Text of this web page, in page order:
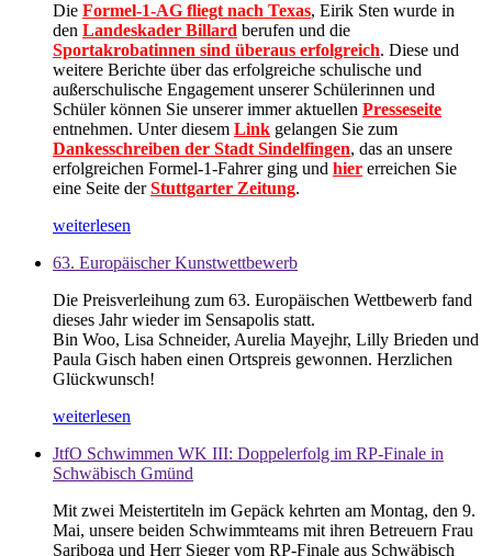
Die Formel-1-AG fliegt nach Texas, Eirik Sten wurde in
den Landeskader Billard berufen und die
Sportakrobatinnen sind überaus erfolgreich. Diese und
weitere Berichte über das erfolgreiche schulische und
außerschulische Engagement unserer Schülerinnen und
Schüler können Sie unserer immer aktuellen Presseseite
entnehmen. Unter diesem Link gelangen Sie zum
Dankesschreiben der Stadt Sindelfingen, das an unsere
erfolgreichen Formel-1-Fahrer ging und hier erreichen Sie
eine Seite derStuttgarter Zeitung.
weiterlesen
63. Europäischer Kunstwettbewerb
Die Preisverleihung zum 63. Europäischen Wettbewerb fand
dieses Jahr wieder im Sensapolis statt.
Bin Woo, Lisa Schneider, Aurelia Mayejhr, Lilly Brieden und
Paula Gisch haben einen Ortspreis gewonnen. Herzlichen
Glückwunsch!
weiterlesen
JtfO Schwimmen WK III: Doppelerfolg im RP-Finale in
Schwäbisch Gmünd
Mit zwei Meistertiteln im Gepäck kehrten am Montag, den 9.
Mai, unsere beiden Schwimmteams mit ihren Betreuern Frau
Sariboga und Herr Sieger vom RP-Finale aus Schwäbisch